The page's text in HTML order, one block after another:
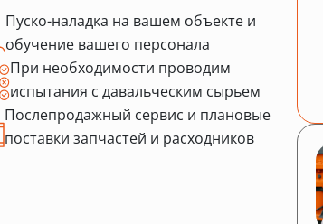
Пуско-наладка на вашем объекте и
обучение вашего персонала
При необходимости проводим
испытания с давальческим сырьем
Послепродажный сервис и плановые
поставки запчастей и расходников